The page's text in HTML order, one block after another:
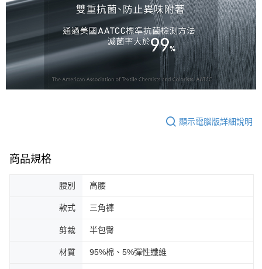
顯示電腦版詳細說明
商品規格
腰別 高腰
款式 三角褲
剪裁 半包臀
材質 95%棉、5%彈性纖維